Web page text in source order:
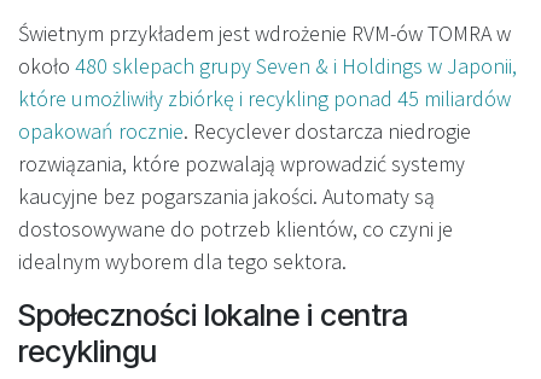
Świetnym przykładem jest wdrożenie RVM-ów TOMRA w
około 480 sklepach grupy Seven & i Holdings w Japonii,
które umożliwiły zbiórkę i recykling ponad 45 miliardów
opakowań rocznie. Recyclever dostarcza niedrogie
rozwiązania, które pozwalają wprowadzić systemy
kaucyjne bez pogarszania jakości. Automaty są
dostosowywane do potrzeb klientów, co czyni je
idealnym wyborem dla tego sektora.
Społeczności lokalne i centra
recyklingu